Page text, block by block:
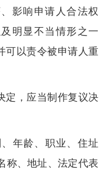
影响申请人合法权
明显不当情形之一
可以责令被申请人重
，应当制作复议决
年龄、职业、住址
称、地址、法定代表